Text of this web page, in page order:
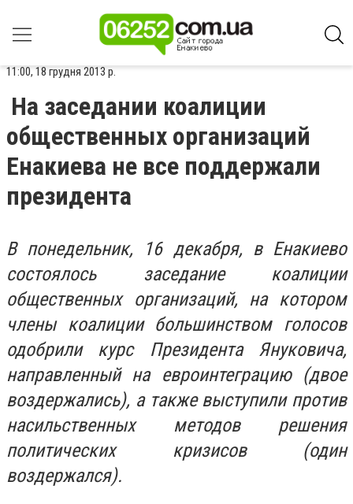
11:00, 18 грудня 2013 р.
На заседании коалиции
общественных организаций
Енакиева не все поддержали
президента
В понедельник, 16 декабря, в Енакиево
состоялось заседание коалиции
общественных организаций, на котором
члены коалиции большинством голосов
одобрили курс Президента Януковича,
направленный на евроинтеграцию (двое
воздержались), а также выступили против
насильственных методов решения
политических кризисов (один
воздержался).